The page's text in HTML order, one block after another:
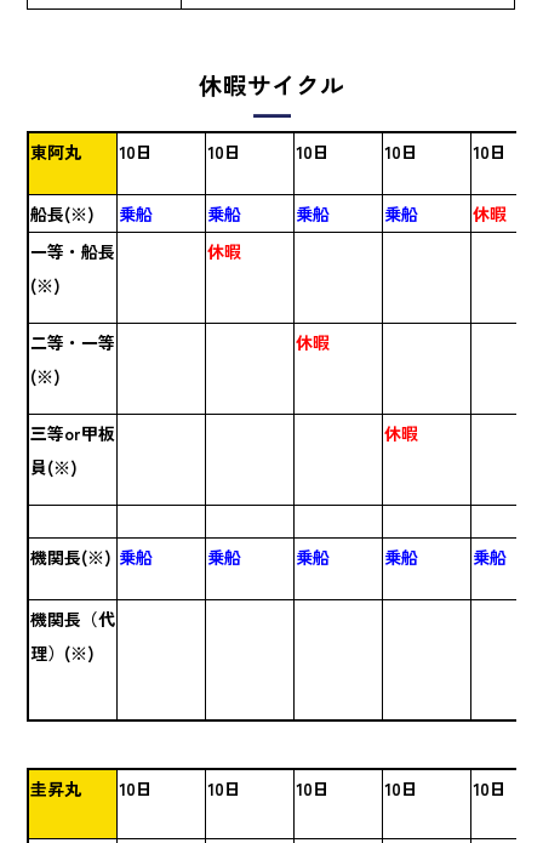
休暇サイクル
東阿丸 10日 10日 10日 10日 10日
船長(※) 乗船 乗船 乗船 乗船
休暇
一等・船長
(※)
休暇
二等・一等
(※)
休暇
三等or甲板
員(※)
休暇
機関長(※) 乗船 乗船 乗船 乗船 乗船
機関長（代
理）(※)
圭昇丸 10日 10日 10日 10日 10日